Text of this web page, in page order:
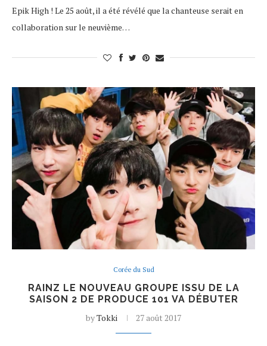
Epik High ! Le 25 août, il a été révélé que la chanteuse serait en
collaboration sur le neuvième…
Corée du Sud
RAINZ LE NOUVEAU GROUPE ISSU DE LA
SAISON 2 DE PRODUCE 101 VA DÉBUTER
byTokki 27 août 2017